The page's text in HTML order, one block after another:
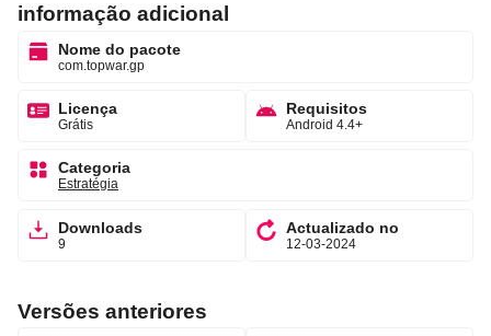
informação adicional
Nome do pacote
com.topwar.gp
Licença
Grátis
Requisitos
Android 4.4+
Categoria
Estratégia
Downloads
9
Actualizado no
12-03-2024
Versões anteriores